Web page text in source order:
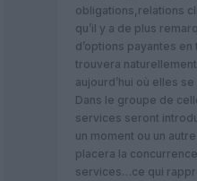
obligations,relations
qu’il y a de plus
d’options payantes
trouvera
aujourd’hui où elles se
Dans le groupe de
services seront
un moment ou un
placera la
services…ce qui